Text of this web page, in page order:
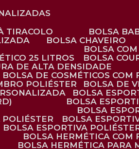
TIRACOLO
BOLSA
BOLSA CHAVEIRO
BOLSA
25 LITROS
BOLSA
DE ALTA DENSIDADE
BOLSA DE COSMÉTICOS
POLIÉSTER
BOLSA DE
BOLSA
BOLSA
BOLSA
POLIÉSTER
BOLSA
BOLSA ESPORTIVA
BOLSA HERMÉTICA COM
BOLSA HERMÉTICA PARA